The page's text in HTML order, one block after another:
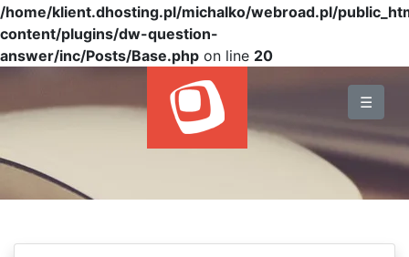
/home/klient.dhosting.pl/michalko/webroad.pl/
content/plugins/dw-question-
answer/inc/Posts/Base.php on line 20
☰
BLOG
WYDARZENIA
HOSTING